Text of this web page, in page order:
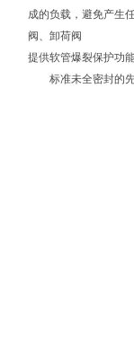
成的负载，避免产生
阀、卸荷阀
提供软管爆裂保护功
标准未全密封的先